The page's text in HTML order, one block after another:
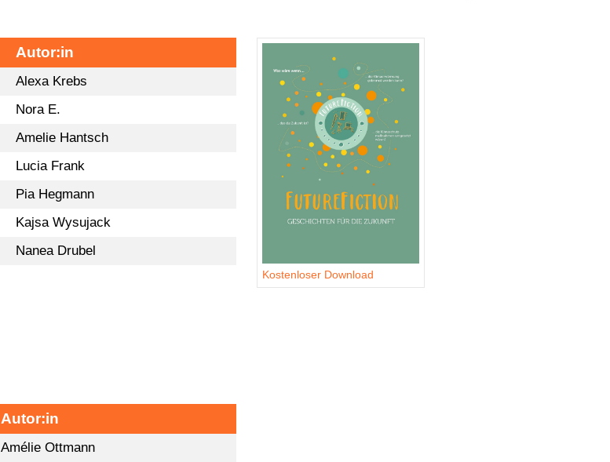
Autor:in
Alexa Krebs
Nora E.
Amelie Hantsch
Lucia Frank
Pia Hegmann
Kajsa Wysujack
Nanea Drubel
Kostenloser Download
Autor:in
Amélie Ottmann